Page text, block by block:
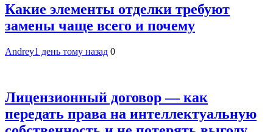
Какие элементы отделки требуют
замены чаще всего и почему
Andrey1 день тому назад 0
Лицензионный договор — как
передать права на интеллектуальную